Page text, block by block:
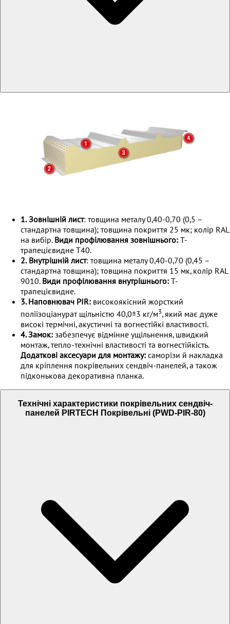
1. Зовнішній лист: товщина металу 0,40-0,70 (0,5 –
стандартна товщина); товщина покриття 25 мк; колір RAL
на вибір. Види профілювання зовнішнього: Т-
трапецієвидне T40.
2. Внутрішній лист: товщина металу 0,40-0,70 (0,45 –
стандартна товщина); товщина покриття 15 мк, колір RAL
9010. Види профілювання внутрішнього: Т-
трапецієвидне.
3. Наповнювач PIR: високоякісний жорсткий
поліізоціанурат щільністю 40,0±3 кг/м3, який має дуже
високі термічні, акустичні та вогнестійкі властивості.
4. Замок: забезпечує відмінне ущільнення, швидкий
монтаж, тепло-технічні властивості та вогнестійкість.
Додаткові аксесуари для монтажу: саморізи й накладка
для кріплення покрівельних сендвіч-панелей, а також
підконькова декоративна планка.
Технічні характеристики покрівельних сендвіч-
панелей PIRTECH Покрівельні (PWD-PIR-80)